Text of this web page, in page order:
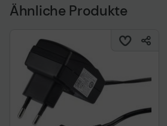
Ähnliche Produkte